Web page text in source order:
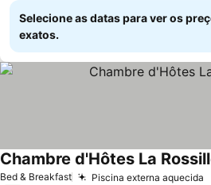
Selecione as datas para ver os
exatos.
Bed & Breakfast Piscina externa aquecida
Chambre d'Hôtes La